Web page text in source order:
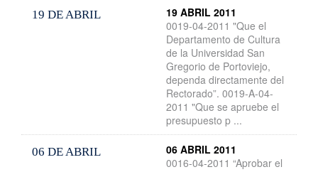
19 DE ABRIL
19 ABRIL 2011
0019-04-2011 "Que el
Departamento de Cultura
de la Universidad San
Gregorio de Portoviejo,
dependa directamente del
Rectorado”. 0019-A-04-
2011 "Que se apruebe el
presupuesto p ...
06 DE ABRIL
06 ABRIL 2011
0016-04-2011 “Aprobar el